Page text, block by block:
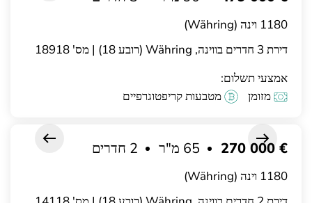
דירת 3 חדרים בווינה, Währing (רובע 18) | מס' 18918
1180 וינה (Währing)
אמצעי תשלום:
מזומן
מטבעות קריפטוגרפיים
€ 270 000 65 מ"ר 2 חדרים
1180 וינה (Währing)